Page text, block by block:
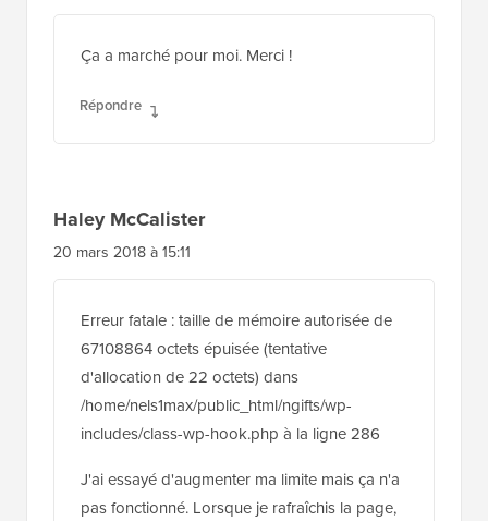
Ça a marché pour moi. Merci !
Répondre
Haley McCalister
20 mars 2018 à 15:11
Erreur fatale : taille de mémoire autorisée de
67108864 octets épuisée (tentative
d'allocation de 22 octets) dans
/home/nels1max/public_html/ngifts/wp-
includes/class-wp-hook.php à la ligne 286
J'ai essayé d'augmenter ma limite mais ça n'a
pas fonctionné. Lorsque je rafraîchis la page,